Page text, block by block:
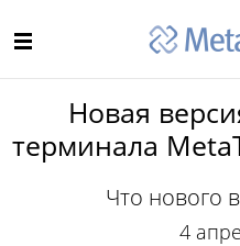
Новая
терминала
Что нового
4